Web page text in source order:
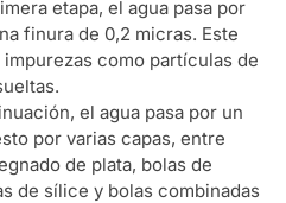
etapa, el agua pasa por
finura de 0,2 micras. Este
como partículas de
el agua pasa por un
por varias capas, entre
de plata, bolas de
de sílice y bolas combinadas